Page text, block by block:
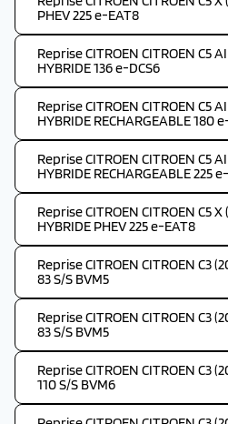
PHEV 225 e-EAT8
Reprise CITROEN CITROEN C5
HYBRIDE 136 e-DCS6
Reprise CITROEN CITROEN C5
HYBRIDE RECHARGEABLE 180
Reprise CITROEN CITROEN C5
HYBRIDE RECHARGEABLE 225
Reprise CITROEN CITROEN C5
HYBRIDE PHEV 225 e-EAT8
Reprise CITROEN CITROEN C3
83 S/S BVM5
Reprise CITROEN CITROEN C3
83 S/S BVM5
Reprise CITROEN CITROEN C3
110 S/S BVM6